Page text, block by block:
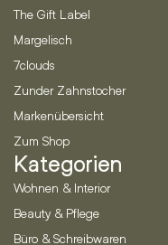
The Gift Label
Margelisch
7clouds
Zunder Zahnstocher
Markenübersicht
Zum Shop
Kategorien
Wohnen & Interior
Beauty & Pflege
Büro & Schreibwaren